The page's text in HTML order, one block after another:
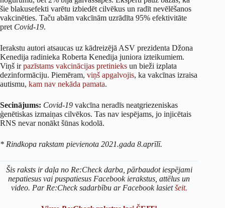
šie blakusefekti varētu izbiedēt cilvēkus un radīt nevēlēšanos
vakcinēties. Taču abām vakcīnām uzrādīta 95% efektivitāte
pret Covid-19.
Ierakstu autori atsaucas uz kādreizējā ASV prezidenta Džona
Kenedija radinieka Roberta Kenedija juniora izteikumiem.
Viņš irpazīstams vakcinācijas pretinieks un bieži izplata
dezinformāciju. Piemēram, viņš apgalvojis, ka vakcīnas izraisa
autismu, kam nav nekāda pamata.
Secinājums: Covid-19 vakcīna neradīs neatgriezeniskas
ģenētiskas izmaiņas cilvēkos. Tas nav iespējams, jo injicētais
RNS nevar nonākt šūnas kodolā.
* Rindkopa rakstam pievienota 2021.gada 8.aprīlī.
Šis raksts ir daļa no Re:Check darba, pārbaudot iespējami
nepatiesus vai puspatiesus Facebook ierakstus, attēlus un
video. Par Re:Check sadarbību ar Facebook lasietšeit.